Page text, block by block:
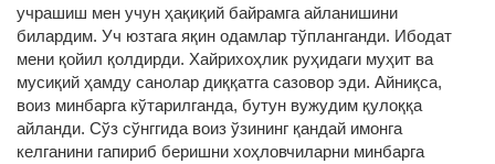
учрашиш мен учун ҳақиқий байрамга айланишини
билардим. Уч юзтага яқин одамлар тўпланганди. Ибодат
мени қойил қолдирди. Хайрихоҳлик руҳидаги муҳит ва
мусиқий ҳамду санолар диққатга сазовор эди. Айниқса,
воиз минбарга кўтарилганда, бутун вужудим қулоққа
айланди. Сўз сўнггида воиз ўзининг қандай имонга
келганини гапириб беришни хоҳловчиларни минбарга